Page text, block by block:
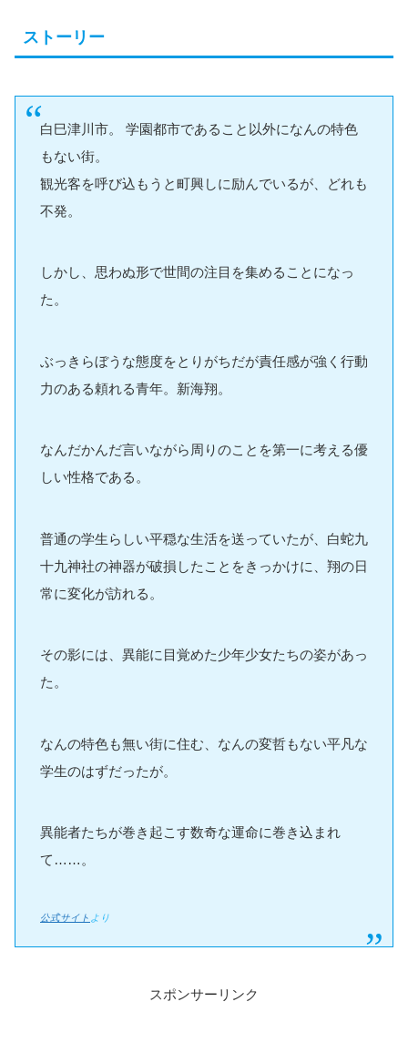
ストーリー
白巳津川市。 学園都市であること以外になんの特色
もない街。
観光客を呼び込もうと町興しに励んでいるが、どれも
不発。
しかし、思わぬ形で世間の注目を集めることになっ
た。
ぶっきらぼうな態度をとりがちだが責任感が強く行動
力のある頼れる青年。新海翔。
なんだかんだ言いながら周りのことを第一に考える優
しい性格である。
普通の学生らしい平穏な生活を送っていたが、白蛇九
十九神社の神器が破損したことをきっかけに、翔の日
常に変化が訪れる。
その影には、異能に目覚めた少年少女たちの姿があっ
た。
なんの特色も無い街に住む、なんの変哲もない平凡な
学生のはずだったが。
異能者たちが巻き起こす数奇な運命に巻き込まれ
て……。
公式サイト より
スポンサーリンク